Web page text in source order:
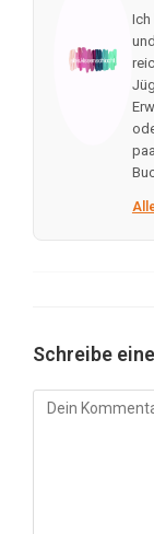
Ich
Schreibe
Kommentar